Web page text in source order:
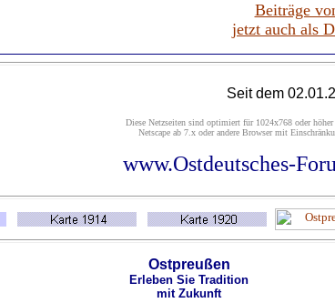
Beiträge
jetzt auch als
Seitdem
Diese Netzseiten sind optimiert für 1024x768 oder
Netscape ab 7.x oder andere Browser mit
www.Ostdeutsches-
Ostpreußen
Erleben Sie Tradition
mit Zukunft